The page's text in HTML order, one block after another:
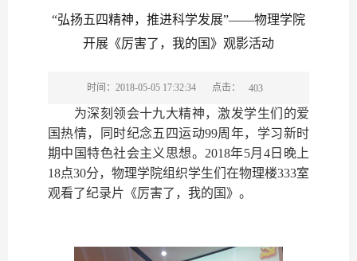
“弘扬五四精神，推进科学发展”——物理学院
开展《厉害了，我的国》观影活动
时间：2018-05-05 17:32:34 点击： 403
为深刻领会十九大精神，激发学生们的爱
国热情，同时纪念五四运动99周年，学习新时
期中国特色社会主义思想。2018年5月4日晚上
18点30分，物理学院组织学生们在物理楼333室
观看了纪录片《厉害了，我的国》。